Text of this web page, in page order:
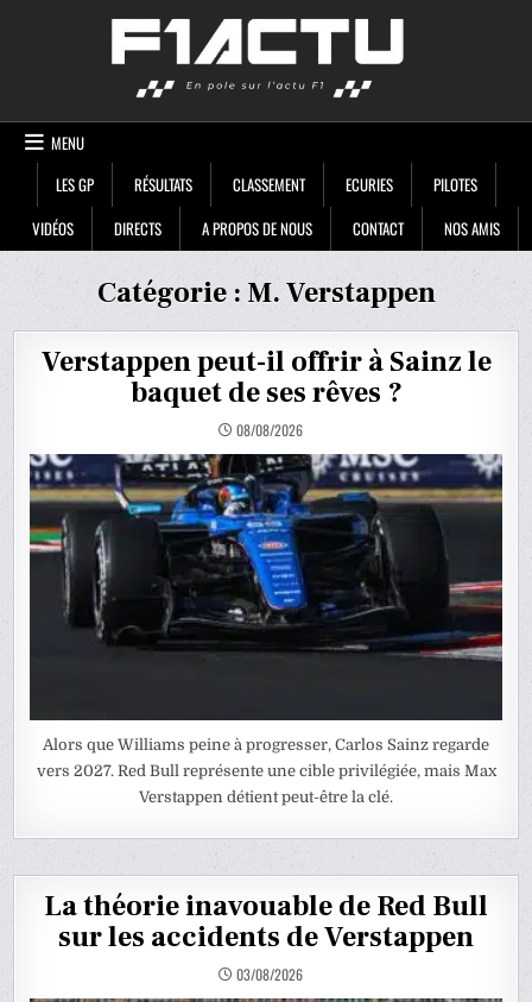
MENU
LES GP
RÉSULTATS CLASSEMENT ECURIES
PILOTES
VIDÉOS
DIRECTS A PROPOS DE NOUS CONTACT NOS AMIS
Catégorie : M. Verstappen
Verstappen peut-il offrir à Sainz le
baquet de ses rêves ?
08/08/2026
Alors que Williams peine à progresser, Carlos Sainz regarde
vers 2027. Red Bull représente une cible privilégiée, mais Max
Verstappen détient peut-être la clé.
La théorie inavouable de Red Bull
sur les accidents de Verstappen
03/08/2026